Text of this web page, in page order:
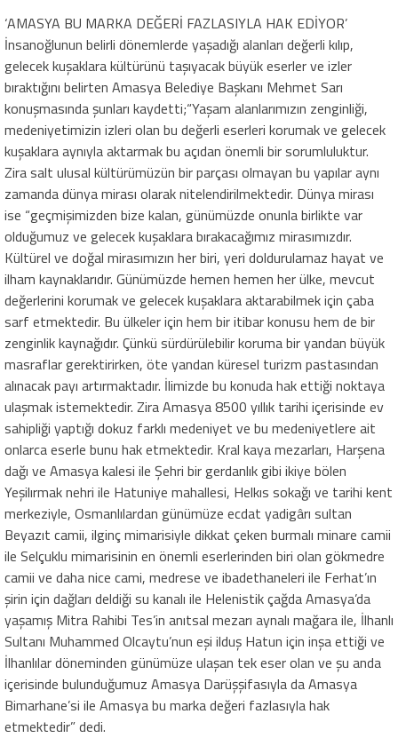
‘AMASYA BU MARKA DEĞERİ FAZLASIYLA HAK EDİYOR’
İnsanoğlunun belirli dönemlerde yaşadığı alanları değerli kılıp,
gelecek kuşaklara kültürünü taşıyacak büyük eserler ve izler
bıraktığını belirten Amasya Belediye Başkanı Mehmet Sarı
konuşmasında şunları kaydetti;“Yaşam alanlarımızın zenginliği,
medeniyetimizin izleri olan bu değerli eserleri korumak ve gelecek
kuşaklara aynıyla aktarmak bu açıdan önemli bir sorumluluktur.
Zira salt ulusal kültürümüzün bir parçası olmayan bu yapılar aynı
zamanda dünya mirası olarak nitelendirilmektedir. Dünya mirası
ise “geçmişimizden bize kalan, günümüzde onunla birlikte var
olduğumuz ve gelecek kuşaklara bırakacağımız mirasımızdır.
Kültürel ve doğal mirasımızın her biri, yeri doldurulamaz hayat ve
ilham kaynaklarıdır. Günümüzde hemen hemen her ülke, mevcut
değerlerini korumak ve gelecek kuşaklara aktarabilmek için çaba
sarf etmektedir. Bu ülkeler için hem bir itibar konusu hem de bir
zenginlik kaynağıdır. Çünkü sürdürülebilir koruma bir yandan büyük
masraflar gerektirirken, öte yandan küresel turizm pastasından
alınacak payı artırmaktadır. İlimizde bu konuda hak ettiği noktaya
ulaşmak istemektedir. Zira Amasya 8500 yıllık tarihi içerisinde ev
sahipliği yaptığı dokuz farklı medeniyet ve bu medeniyetlere ait
onlarca eserle bunu hak etmektedir. Kral kaya mezarları, Harşena
dağı ve Amasya kalesi ile Şehri bir gerdanlık gibi ikiye bölen
Yeşilırmak nehri ile Hatuniye mahallesi, Helkıs sokağı ve tarihi kent
merkeziyle, Osmanlılardan günümüze ecdat yadigârı sultan
Beyazıt camii, ilginç mimarisiyle dikkat çeken burmalı minare camii
ile Selçuklu mimarisinin en önemli eserlerinden biri olan gökmedre
camii ve daha nice cami, medrese ve ibadethaneleri ile Ferhat’ın
şirin için dağları deldiği su kanalı ile Helenistik çağda Amasya’da
yaşamış Mitra Rahibi Tes’in anıtsal mezarı aynalı mağara ile, İlhanlı
Sultanı Muhammed Olcaytu’nun eşi ilduş Hatun için inşa ettiği ve
İlhanlılar döneminden günümüze ulaşan tek eser olan ve şu anda
içerisinde bulunduğumuz Amasya Darüşşifasıyla da Amasya
Bimarhane’si ile Amasya bu marka değeri fazlasıyla hak
etmektedir” dedi.